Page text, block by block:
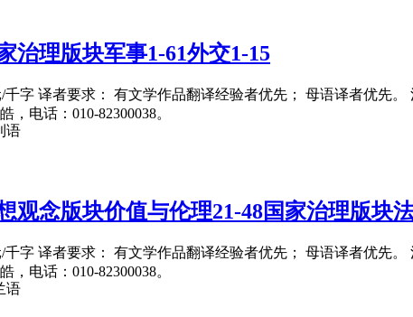
治理版块军事1-61外交1-15
字 译者要求： 有文学作品翻译经验者优先； 母语译者优先
电话：010-82300038。
语
观念版块价值与伦理21-48国家治理版块
字 译者要求： 有文学作品翻译经验者优先； 母语译者优先
电话：010-82300038。
语